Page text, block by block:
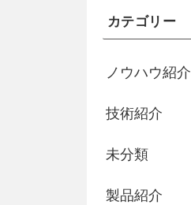
カテゴリー
ノウハウ紹介
技術紹介
未分類
製品紹介